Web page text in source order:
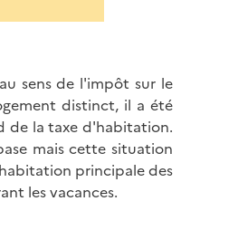
sens de l'impôt sur le
distinct, il a été
de la taxe d'habitation.
mais cette situation
principale des
les vacances.